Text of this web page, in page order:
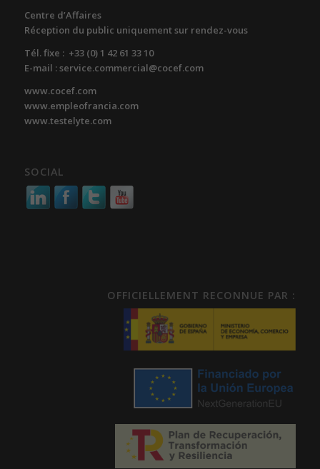
Centre d’Affaires
Réception du public uniquement sur rendez-vous
Tél. fixe : +33 (0) 1 42 61 33 10
E-mail : service.commercial@cocef.com
www.cocef.com
www.empleofrancia.com
www.testelyte.com
SOCIAL
OFFICIELLEMENT RECONNUE PAR :